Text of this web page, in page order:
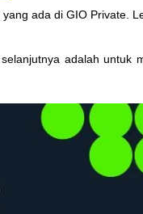
yang ada di GIO Private
selanjutnya adalah untuk